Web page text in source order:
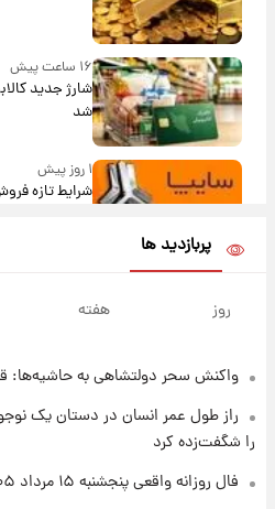
۱۶ ساعت پیش
شارژ جدید
شد
۱ روز پیش
شرایط تازه
قیمت سکه و
۲۱ ساعت پیش
۲۲ ساعت پیش
پربازدید ها
روز هفته
واکنش سحر دولتشاهی به حاشیه‌ها:
را شگفت‌زده کرد
فال روزانه واقعی پنجشنبه ۱۵ مرداد ۱۴۰۵